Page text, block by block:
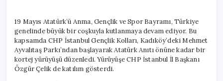
Mayıs’ı
Coşkuyla
Kutladı:
“Sorumluluğumuzun
Farkındayız”
19 Mayıs Atatürk’ü Anma, Gençlik ve Spor Bayramı, Türkiye
genelinde büyük bir coşkuyla kutlanmaya devam ediyor. Bu
kapsamda CHP İstanbul Gençlik Kolları, Kadıköy’deki Mehmet
Ayvalıtaş Parkı’ndan başlayarak Atatürk Anıtı önüne kadar bir
kortej yürüyüşü düzenledi. Yürüyüşe CHP İstanbul İl Başkanı
Özgür Çelik de katılım gösterdi.